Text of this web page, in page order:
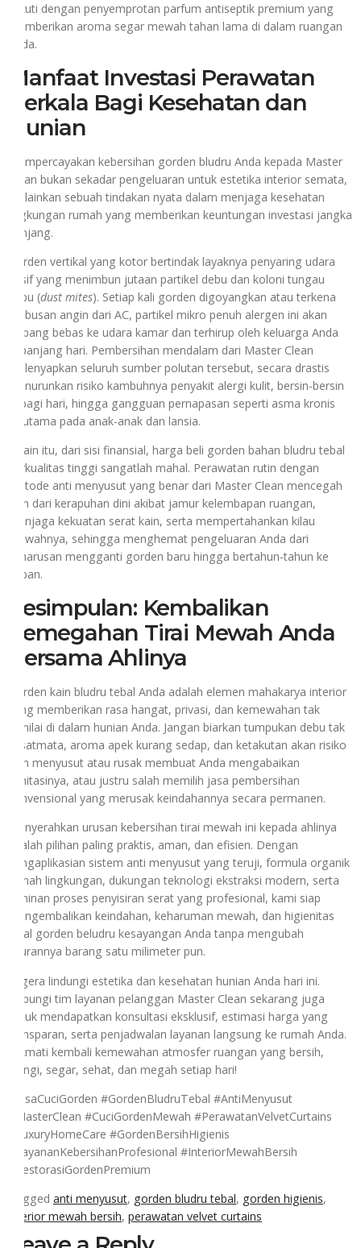
diikuti dengan penyemprotan parfum antiseptik premium yang
memberikan aroma segar mewah tahan lama di dalam ruangan
Anda.
Manfaat Investasi Perawatan
Berkala Bagi Kesehatan dan
Hunian
Mempercayakan kebersihan gorden bludru Anda kepada Master
Clean bukan sekadar pengeluaran untuk estetika interior semata,
melainkan sebuah tindakan nyata dalam menjaga kesehatan
lingkungan rumah yang memberikan keuntungan investasi jangka
panjang.
Gorden vertikal yang kotor bertindak layaknya penyaring udara
pasif yang menimbun jutaan partikel debu dan koloni tungau
debu (dust mites). Setiap kali gorden digoyangkan atau terkena
embusan angin dari AC, partikel mikro penuh alergen ini akan
terbang bebas ke udara kamar dan terhirup oleh keluarga Anda
sepanjang hari. Pembersihan mendalam dari Master Clean
melenyapkan seluruh sumber polutan tersebut, secara drastis
menurunkan risiko kambuhnya penyakit alergi kulit, bersin-bersin
di pagi hari, hingga gangguan pernapasan seperti asma kronis
terutama pada anak-anak dan lansia.
Selain itu, dari sisi finansial, harga beli gorden bahan bludru tebal
berkualitas tinggi sangatlah mahal. Perawatan rutin dengan
metode anti menyusut yang benar dari Master Clean mencegah
kain dari kerapuhan dini akibat jamur kelembapan ruangan,
menjaga kekuatan serat kain, serta mempertahankan kilau
mewahnya, sehingga menghemat pengeluaran Anda dari
keharusan mengganti gorden baru hingga bertahun-tahun ke
depan.
Kesimpulan: Kembalikan
Kemegahan Tirai Mewah Anda
Bersama Ahlinya
Gorden kain bludru tebal Anda adalah elemen mahakarya interior
yang memberikan rasa hangat, privasi, dan kemewahan tak
ternilai di dalam hunian Anda. Jangan biarkan tumpukan debu tak
kasatmata, aroma apek kurang sedap, dan ketakutan akan risiko
kain menyusut atau rusak membuat Anda mengabaikan
sanitasinya, atau justru salah memilih jasa pembersihan
konvensional yang merusak keindahannya secara permanen.
Menyerahkan urusan kebersihan tirai mewah ini kepada ahlinya
adalah pilihan paling praktis, aman, dan efisien. Dengan
pengaplikasian sistem anti menyusut yang teruji, formula organik
ramah lingkungan, dukungan teknologi ekstraksi modern, serta
jaminan proses penyisiran serat yang profesional, kami siap
mengembalikan keindahan, keharuman mewah, dan higienitas
total gorden beludru kesayangan Anda tanpa mengubah
ukurannya barang satu milimeter pun.
Segera lindungi estetika dan kesehatan hunian Anda hari ini.
Hubungi tim layanan pelanggan Master Clean sekarang juga
untuk mendapatkan konsultasi eksklusif, estimasi harga yang
transparan, serta penjadwalan layanan langsung ke rumah Anda.
Nikmati kembali kemewahan atmosfer ruangan yang bersih,
wangi, segar, sehat, dan megah setiap hari!
#JasaCuciGorden #GordenBludruTebal #AntiMenyusut
#MasterClean #CuciGordenMewah #PerawatanVelvetCurtains
#LuxuryHomeCare #GordenBersihHigienis
#LayananKebersihanProfesional #InteriorMewahBersih
#RestorasiGordenPremium
Tagged anti menyusut, gorden bludru tebal, gorden higienis,
interior mewah bersih, perawatan velvet curtains